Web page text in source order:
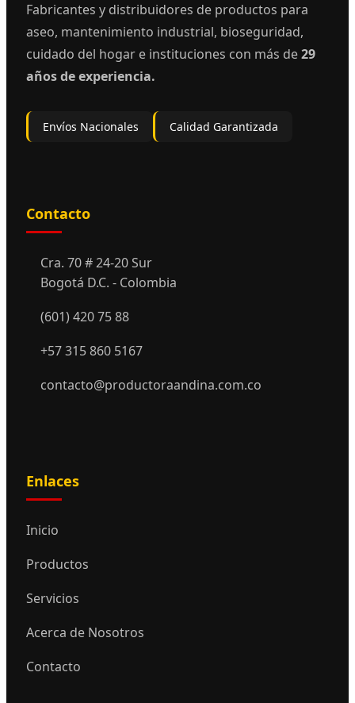
Fabricantes y distribuidores de productos para
aseo, mantenimiento industrial, bioseguridad,
cuidado del hogar e instituciones con más de29
años de experiencia.
Envíos Nacionales Calidad Garantizada
Contacto
Cra. 70 # 24-20 Sur
Bogotá D.C. - Colombia
(601) 420 75 88
+57 315 860 5167
contacto@productoraandina.com.co
Enlaces
Inicio
Productos
Servicios
Acerca de Nosotros
Contacto